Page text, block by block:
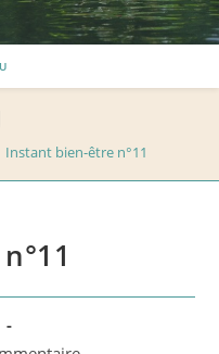
Instant bien-être n°11